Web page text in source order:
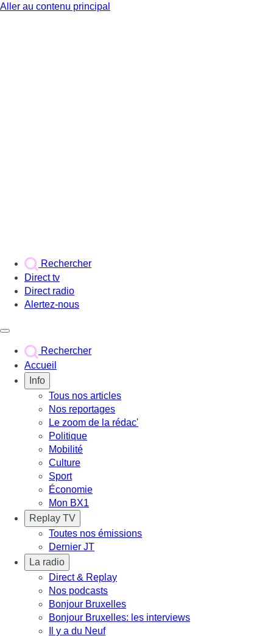
Aller au contenu principal
Rechercher
Direct tv
Direct radio
Alertez-nous
Rechercher
Accueil
Info
Tous nos articles
Nos reportages
Le zoom de la rédac'
Politique
Mobilité
Culture
Sport
Économie
Mon BX1
Replay TV
Toutes nos émissions
Dernier JT
La radio
Direct & Replay
Nos podcasts
Bonjour Bruxelles
Bonjour Bruxelles: les interviews
Il y a du Neuf